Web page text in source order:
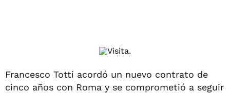
Francesco Totti acordó un nuevo contrato de
cinco años con Roma y se comprometió a seguir